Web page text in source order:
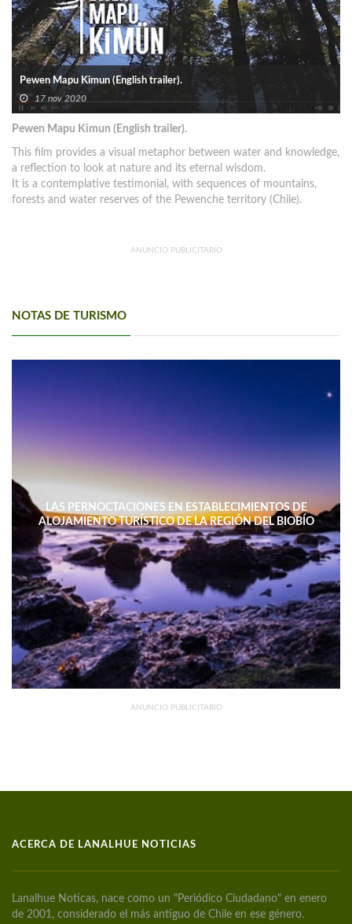
Pewen Mapu Kimun (English trailer).
17 nov 2020
Pewen Mapu Kimun (English trailer).
This film provides a visual metaphor between water and knowledge,
a reflection to look at nature and its eternal wisdom.
It is a contemplative testimonial, with sequences of mountains,
forests and water reserves of the Pewenche territory (Chile).
ANUNCIO PUBLICITARIO
NOTAS DE TURISMO
LAS PERNOCTACIONES EN ESTABLECIMIENTOS DE
ALOJAMIENTO TURÍSTICO DE LA REGIÓN DEL BIOBÍO
DISMINUYERON 15,4% INTERANUAL
ANUNCIO PUBLICITARIO
ACERCA DE LANALHUE NOTICIAS
Lanalhue Noticas, nace como un "Periódico Ciudadano" en enero
de 2001, considerado el más antiguo de Chile en ese género.